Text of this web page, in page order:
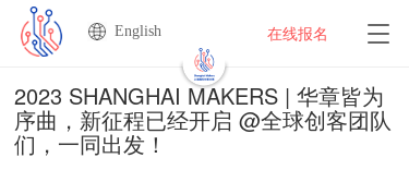
T
g
l
在线报名
English
2023 SHANGHAI MAKERS | 华章皆为
序曲，新征程已经开启 @全球创客团队
们，一同出发！